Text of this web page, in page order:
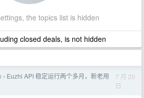
the topics list is hidden
closed deals, is not hidden
› Euzhi API 稳定运行两个多月，新老用
7 月 20
日